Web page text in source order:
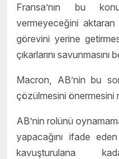
Fransa’nın bu
vermeyeceğini
görevini yerine
çıkarlarını savunmasını
Macron, AB’nin bu
çözülmesini önermesini
AB’nin rolünü
yapacağını ifade
kavuşturulana